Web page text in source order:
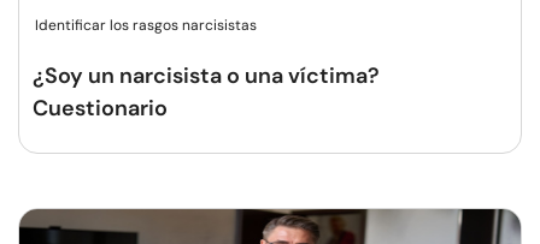
Identificar los rasgos narcisistas
¿Soy un narcisista o una víctima?
Cuestionario